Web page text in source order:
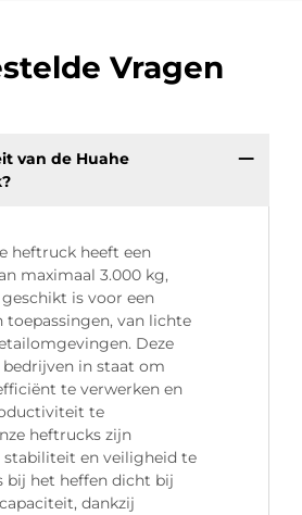
Vragen
van de Huahe
heftruck heeft een
maximaal 3.000 kg,
is voor een
toepassingen, van lichte
Deze
in staat om
te verwerken en
te
heftrucks zijn
en veiligheid te
bij het heffen dicht bij
dankzij